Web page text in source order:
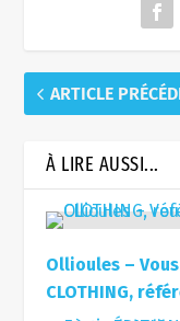
ARTICLE
À LIRE AUSSI...
Ollioules –
CLOTHING,